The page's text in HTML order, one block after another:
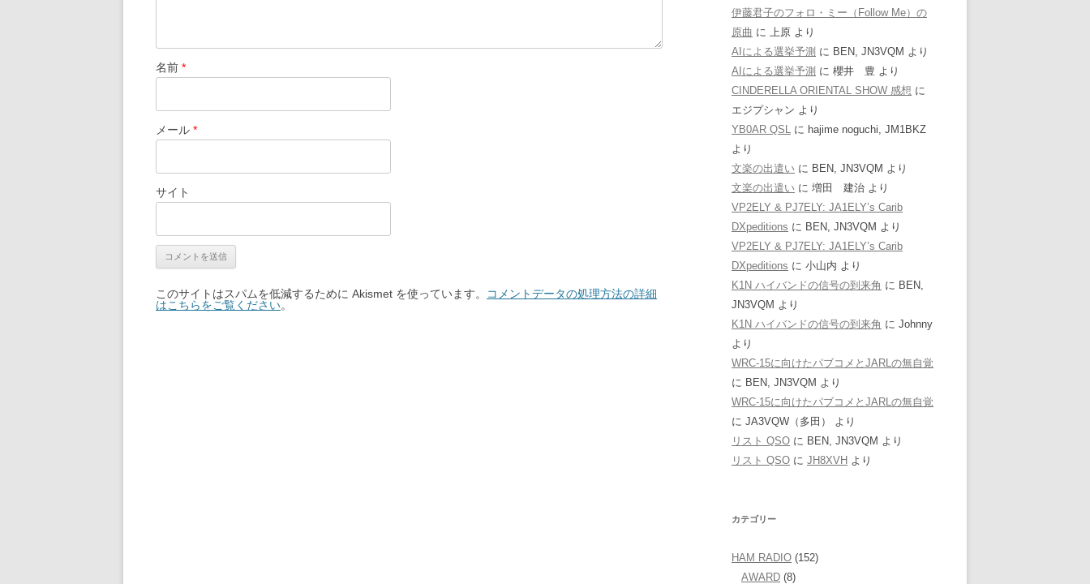
名前 *
メール *
サイト
このサイトはスパムを低減するために Akismet を使っています。
コメントデータの処理方法の詳細
はこちらをご覧ください。
伊藤君子のフォロ・ミー（Follow Me）の
原曲 に 上原 より
AIによる選挙予測 に BEN, JN3VQM より
AIによる選挙予測 に 櫻井 豊 より
CINDERELLA ORIENTAL SHOW 感想 に
エジプシャン より
YB0AR QSL に hajime noguchi, JM1BKZ
より
文楽の出遣い に BEN, JN3VQM より
文楽の出遣い に 増田 建治 より
VP2ELY & PJ7ELY: JA1ELY’s Carib
DXpeditions に BEN, JN3VQM より
VP2ELY & PJ7ELY: JA1ELY’s Carib
DXpeditions に 小山内 より
K1N ハイバンドの信号の到来角 に BEN,
JN3VQM より
K1N ハイバンドの信号の到来角 に Johnny
より
WRC-15に向けたパブコメとJARLの無自覚
に BEN, JN3VQM より
WRC-15に向けたパブコメとJARLの無自覚
に JA3VQW（多田）
より
リスト QSO に BEN, JN3VQM より
リスト QSO に JH8XVH より
カテゴリー
HAM RADIO (152)
AWARD (8)